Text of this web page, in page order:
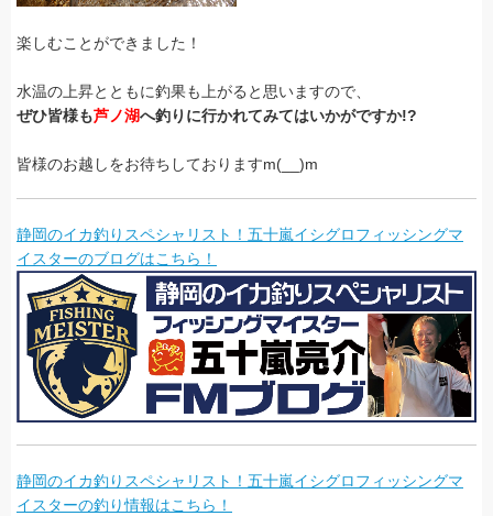
楽しむことができました！
水温の上昇とともに釣果も上がると思いますので、
ぜひ皆様も芦ノ湖へ釣りに行かれてみてはいかがですか!?
皆様のお越しをお待ちしておりますm(__)m
静岡のイカ釣りスペシャリスト！五十嵐イシグロフィッシングマ
イスターのブログはこちら！
静岡のイカ釣りスペシャリスト！五十嵐イシグロフィッシングマ
イスターの釣り情報はこちら！